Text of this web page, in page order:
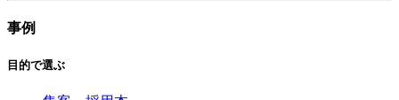
事例
目的で選ぶ